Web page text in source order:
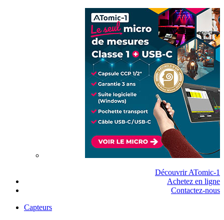
Découvrir ATomic-1
Achetez en ligne
Contactez-nous
Capteurs